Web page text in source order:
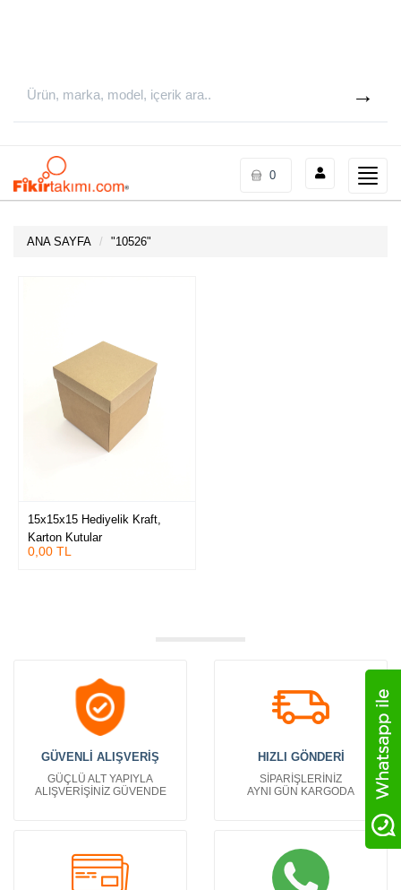
Toggle
0
ANA SAYFA "10526"
15x15x15 Hediyelik Kraft,
Karton Kutular
0,00 TL
GÜVENLİ ALIŞVERİŞ
GÜÇLÜ ALT YAPIYLA
ALIŞVERİŞİNİZ GÜVENDE
HIZLI GÖNDERİ
SİPARİŞLERİNİZ
AYNI GÜN KARGODA